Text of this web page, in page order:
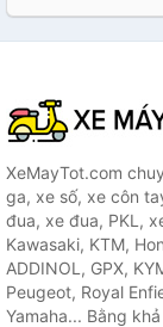
XeMayTot.com
ga, xe số, xe côn
đua, xe đua, PKL,
Kawasaki, KTM,
ADDINOL, GPX,
Peugeot, Royal
Yamaha... Bằng